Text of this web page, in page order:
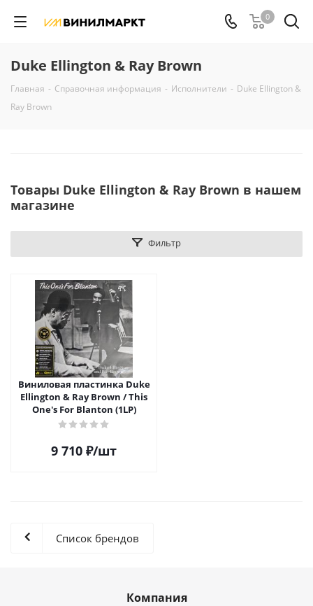
0
Duke Ellington & Ray Brown
Главная - Справочная информация - Исполнители - Duke Ellington &
Ray Brown
Товары Duke Ellington & Ray Brown в нашем
магазине
Фильтр
Виниловая пластинка Duke
Ellington & Ray Brown / This
One's For Blanton (1LP)
9 710 ₽/шт
Список брендов
Компания